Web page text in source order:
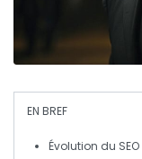
EN BREF
Évolution du SEO